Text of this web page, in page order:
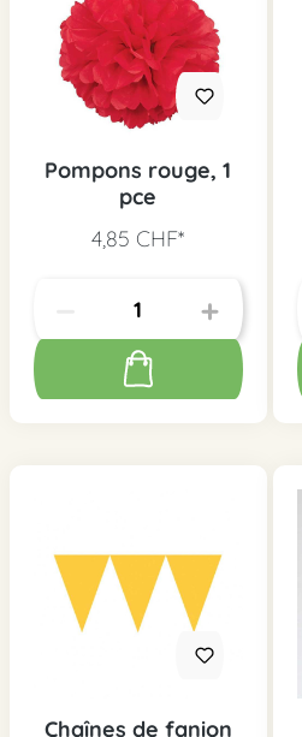
Pompons rouge, 1
pce
4,85 CHF*
Chaînes de fanion